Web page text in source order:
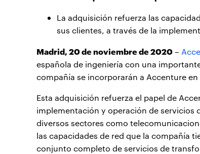
La adquisición refuerza las
sus clientes, a través de la
Madrid, 20 de noviembre de 2020–
española de ingeniería con una
compañía se incorporarán a Accenture en
Esta adquisición refuerza el papel de
implementación y operación de servicios
diversos sectores como
las capacidades de red que la compañía
conjunto completo de servicios de